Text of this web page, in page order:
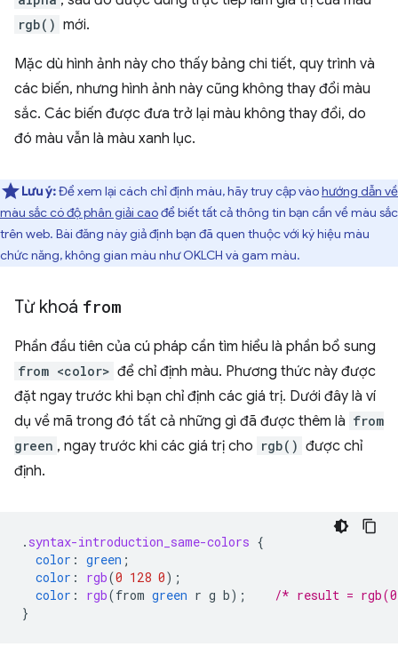
rgb() mới.
Mặc dù hình ảnh này cho thấy bảng chi tiết, quy trình và
các biến, nhưng hình ảnh này cũng không thay đổi màu
sắc. Các biến được đưa trở lại màu không thay đổi, do
đó màu vẫn là màu xanh lục.
Lưu ý:Để xem lại cách chỉ định màu, hãy truy cập vàohướng dẫn về
màu sắc có độ phân giải caođể biết tất cả thông tin bạn cần về màu sắc
trên web. Bài đăng này giả định bạn đã quen thuộc với ký hiệu màu
chức năng, không gian màu như OKLCH và gam màu.
Từ khoá from
Phần đầu tiên của cú pháp cần tìm hiểu là phần bổ sung
from <color> để chỉ định màu. Phương thức này được
đặt ngay trước khi bạn chỉ định các giá trị. Dưới đây là ví
dụ về mã trong đó tất cả những gì đã được thêm là from
green , ngay trước khi các giá trị cho rgb() được chỉ
định.
. syntax-introduction_same-colors {
color : green ;
color : rgb(0 128 0);
color : rgb(from green r g b);
/* result =
}